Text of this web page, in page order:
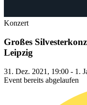
Konzert
Großes
Leipzig
31. Dez. 2021, 19:00 - 1.
Event bereits abgelaufen